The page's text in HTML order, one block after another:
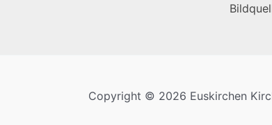
Copyright © 2026 Euskirchen